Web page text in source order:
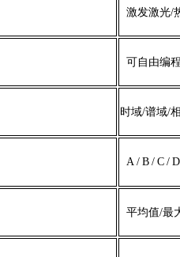
激发激光/
可自由编
时域/谱域/
A / B / C / D
平均值/最